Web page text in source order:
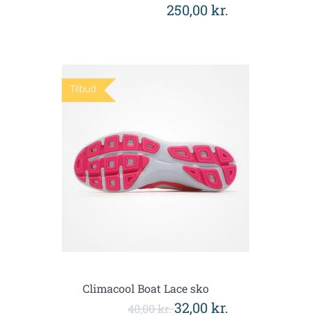
250,00 kr.
Tilbud
Climacool Boat Lace sko
40,00 kr.32,00 kr.